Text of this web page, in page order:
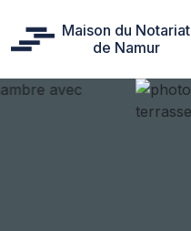
Maison du Notariat
de Namur